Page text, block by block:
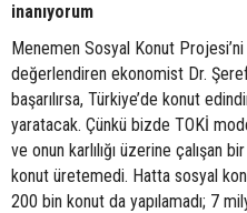
inanıyorum
Menemen Sosyal Konut
değerlendiren ekonomist Dr.
başarılırsa, Türkiye’de konut
yaratacak. Çünkü bizde TOKİ
ve onun karlılığı üzerine çalışan
konut üretemedi. Hatta sosyal
200 bin konut da yapılamadı; 7